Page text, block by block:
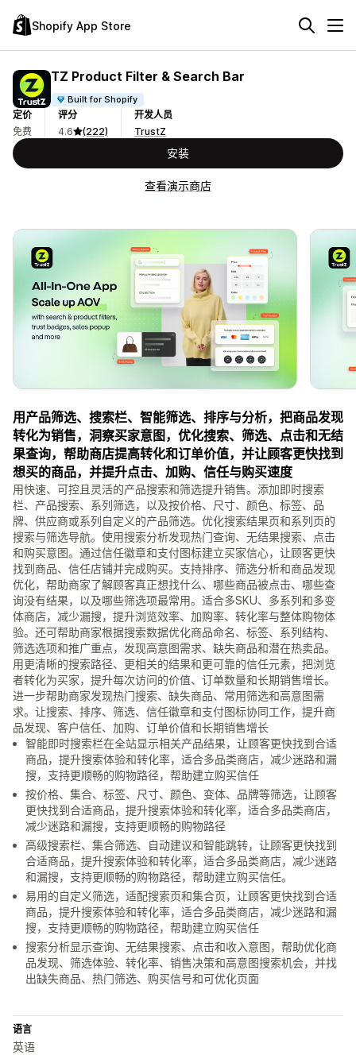
Shopify App Store
TZ Product Filter & Search Bar
Built for Shopify
定价
免费
评分
4.6
(222)
开发人员
TrustZ
安装
查看演示商店
用产品筛选、搜索栏、智能筛选、排序与分析，把商品发现
转化为销售，洞察买家意图，优化搜索、筛选、点击和无结
果查询，帮助商店提高转化和订单价值，并让顾客更快找到
想买的商品，并提升点击、加购、信任与购买速度
用快速、可控且灵活的产品搜索和筛选提升销售。添加即时搜索
栏、产品搜索、系列筛选，以及按价格、尺寸、颜色、标签、品
牌、供应商或系列自定义的产品筛选。优化搜索结果页和系列页的
搜索与筛选导航。使用搜索分析发现热门查询、无结果搜索、点击
和购买意图。通过信任徽章和支付图标建立买家信心，让顾客更快
找到商品、信任店铺并完成购买。支持排序、筛选分析和商品发现
优化，帮助商家了解顾客真正想找什么、哪些商品被点击、哪些查
询没有结果，以及哪些筛选项最常用。适合多SKU、多系列和多变
体商店，减少漏搜，提升浏览效率、加购率、转化率与整体购物体
验。还可帮助商家根据搜索数据优化商品命名、标签、系列结构、
筛选选项和推广重点，发现高意图需求、缺失商品和潜在热卖品。
用更清晰的搜索路径、更相关的结果和更可靠的信任元素，把浏览
者转化为买家，提升每次访问的价值、订单数量和长期销售增长。
进一步帮助商家发现热门搜索、缺失商品、常用筛选和高意图需
求。让搜索、排序、筛选、信任徽章和支付图标协同工作，提升商
品发现、客户信任、加购、订单价值和长期销售增长
智能即时搜索栏在全站显示相关产品结果，让顾客更快找到合适
商品，提升搜索体验和转化率，适合多品类商店，减少迷路和漏
搜，支持更顺畅的购物路径，帮助建立购买信任
按价格、集合、标签、尺寸、颜色、变体、品牌等筛选，让顾客
更快找到合适商品，提升搜索体验和转化率，适合多品类商店，
减少迷路和漏搜，支持更顺畅的购物路径
高级搜索栏、集合筛选、自动建议和智能跳转，让顾客更快找到
合适商品，提升搜索体验和转化率，适合多品类商店，减少迷路
和漏搜，支持更顺畅的购物路径，帮助建立购买信任。
易用的自定义筛选，适配搜索页和集合页，让顾客更快找到合适
商品，提升搜索体验和转化率，适合多品类商店，减少迷路和漏
搜，支持更顺畅的购物路径，帮助建立购买信任
搜索分析显示查询、无结果搜索、点击和收入意图，帮助优化商
品发现、筛选体验、转化率、销售决策和高意图搜索机会，并找
出缺失商品、热门筛选、购买信号和可优化页面
语言
英语